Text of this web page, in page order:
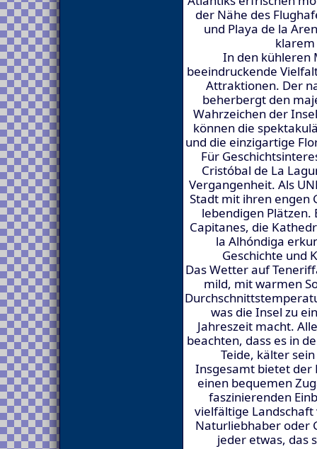
der Nähe des
und Playa de la
In den kühleren
beeindruckende
Attraktionen. Der
beherbergt den
Wahrzeichen der
können die
und die einzigartige
Für
Cristóbal de La
Vergangenheit. Als
Stadt mit ihren engen
lebendigen Plätzen.
Capitanes, die
la Alhóndiga
Geschichte und
Das Wetter auf
mild, mit warmen
was die Insel zu
Jahreszeit macht.
beachten, dass es in
Teide, kälter
Insgesamt bietet der
einen bequemen
faszinierenden
vielfältige Landschaft
Naturliebhaber oder
jeder etwas, das